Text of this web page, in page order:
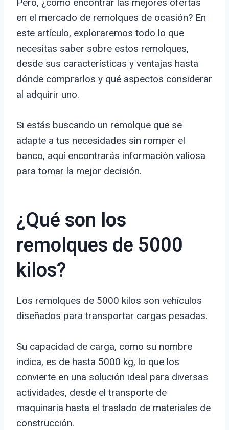
Pero, ¿cómo encontrar las mejores ofertas
en el mercado de remolques de ocasión? En
este artículo, exploraremos todo lo que
necesitas saber sobre estos remolques,
desde sus características y ventajas hasta
dónde comprarlos y qué aspectos considerar
al adquirir uno.
Si estás buscando un remolque que se
adapte a tus necesidades sin romper el
banco, aquí encontrarás información valiosa
para tomar la mejor decisión.
¿Qué son los
remolques de 5000
kilos?
Los remolques de 5000 kilos son vehículos
diseñados para transportar cargas pesadas.
Su capacidad de carga, como su nombre
indica, es de hasta 5000 kg, lo que los
convierte en una solución ideal para diversas
actividades, desde el transporte de
maquinaria hasta el traslado de materiales de
construcción.